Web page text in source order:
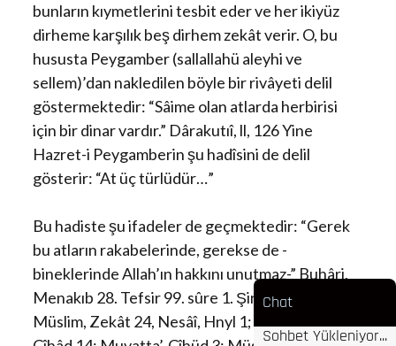
bunların kıymetlerini tesbit eder ve her ikiyüz
dirheme karşılık beş dirhem zekât verir. O, bu
hususta Peygamber (sallallahü aleyhi ve
sellem)’dan nakledilen böyle bir rivâyeti delil
göstermektedir: “Sâime olan atlarda herbirisi
için bir dinar vardır.” Dârakutıî, ll, 126 Yine
Hazret-i Peygamberin şu hadîsini de delil
gösterir: “At üç türlüdür…”
Bu hadiste şu ifadeler de geçmektedir: “Gerek
bu atların rakabelerinde, gerekse de -
bineklerinde Allah’ın hakkını unutmaz-” Buhâri,
Menakıb 28. Tefsir 99. sûre 1. Şirb U, İ’îisânı 24:
Müslim, Zekât 24, Nesâî, Hnyl 1; İbn Mâce,
Chat
Sohbet Yükleniyor...